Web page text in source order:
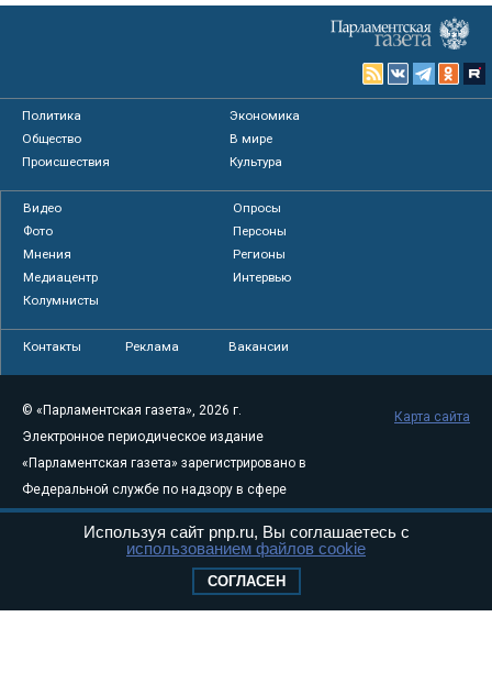
Политика
Экономика
Общество
В мире
Происшествия
Культура
Видео
Опросы
Фото
Персоны
Мнения
Регионы
Медиацентр
Интервью
Колумнисты
Контакты Реклама Вакансии
© «Парламентская газета», 2026 г.
Электронное периодическое издание
«Парламентская газета» зарегистрировано в
Федеральной службе по надзору в сфере
связи, информационных технологий и
массовых коммуникаций (Роскомнадзор) 05
Свидетельство о регистрации Эл № ФС77-
Карта сайта
Используя сайт pnp.ru, Вы соглашаетесь с
использованием файлов cookie
СОГЛАСЕН